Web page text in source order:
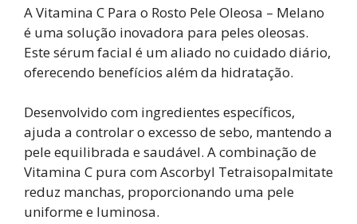
A Vitamina C Para o Rosto Pele Oleosa – Melano
é uma solução inovadora para peles oleosas.
Este sérum facial é um aliado no cuidado diário,
oferecendo benefícios além da hidratação.
Desenvolvido com ingredientes específicos,
ajuda a controlar o excesso de sebo, mantendo a
pele equilibrada e saudável. A combinação de
Vitamina C pura com Ascorbyl Tetraisopalmitate
reduz manchas, proporcionando uma pele
uniforme e luminosa.